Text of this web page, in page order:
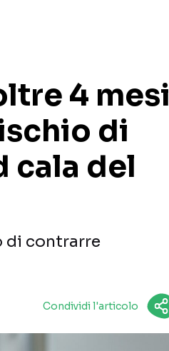
4 mesi
di
cala del
di contrarre
Condividi l'articolo